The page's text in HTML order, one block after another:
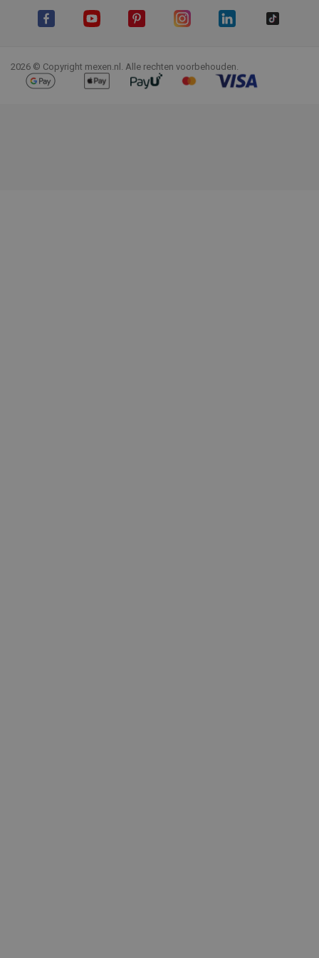
2026 © Copyright mexen.nl. Alle rechten voorbehouden.